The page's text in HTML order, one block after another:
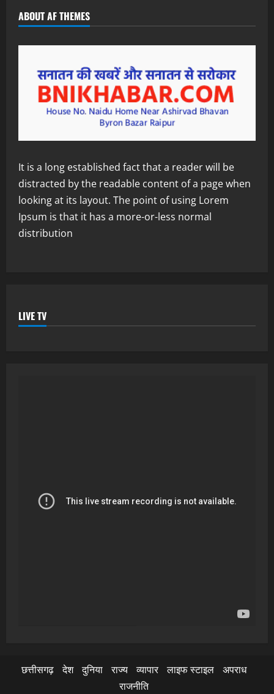
ABOUT AF THEMES
It is a long established fact that a reader will be
distracted by the readable content of a page when
looking at its layout. The point of using Lorem
Ipsum is that it has a more-or-less normal
distribution
LIVE TV
छत्तीसगढ़ देश दुनिया राज्य व्यापार लाइफ स्टाइल
अपराध
राजनीति